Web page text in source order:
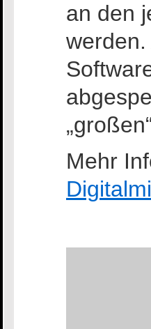
an den
Mehr